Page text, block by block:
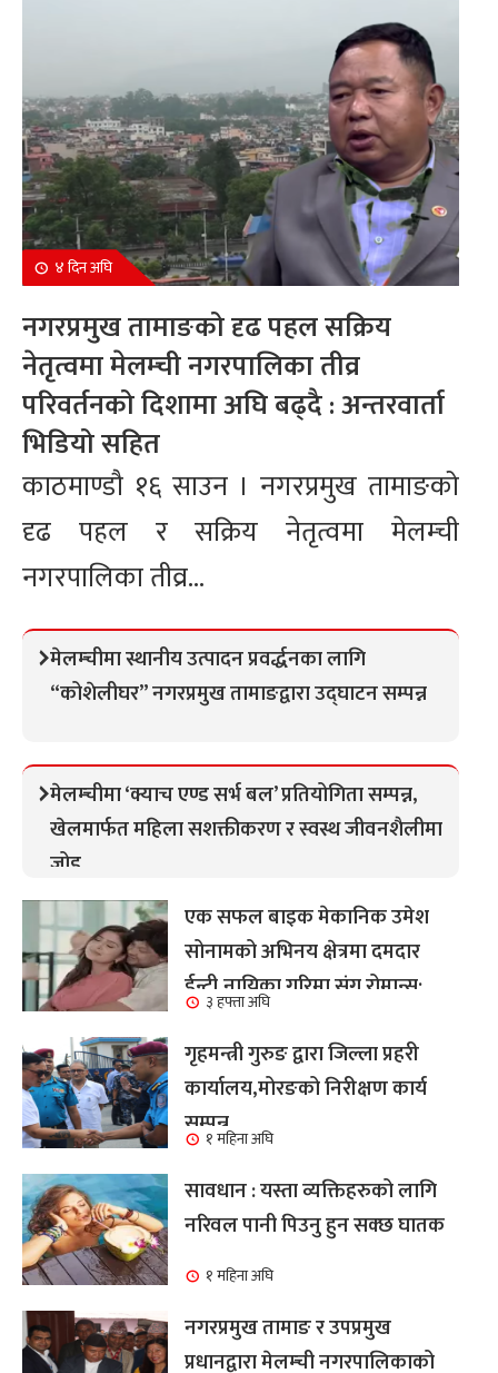
४ दिन अघि
नगरप्रमुख तामाङको दृढ पहल सक्रिय
नेतृत्वमा मेलम्ची नगरपालिका तीव्र
परिवर्तनको दिशामा अघि बढ्दै : अन्तरवार्ता
भिडियो सहित
काठमाण्डौ १६ साउन । नगरप्रमुख तामाङको
दृढ पहल र सक्रिय नेतृत्वमा मेलम्ची
नगरपालिका तीव्र...
मेलम्चीमा स्थानीय उत्पादन प्रवर्द्धनका लागि
“कोशेलीघर” नगरप्रमुख तामाङद्वारा उद्घाटन सम्पन्न
मेलम्चीमा ‘क्याच एण्ड सर्भ बल’ प्रतियोगिता सम्पन्न,
खेलमार्फत महिला सशक्तीकरण र स्वस्थ जीवनशैलीमा
जोड
एक सफल बाइक मेकानिक उमेश
सोनामको अभिनय क्षेत्रमा दमदार
ईन्ट्री,नायिका गरिमा संग रोमान्स:
हेर्नुहोस भिडियो ।
३ हफ्ता अघि
गृहमन्त्री गुरुङ द्वारा जिल्ला प्रहरी
कार्यालय,मोरङको निरीक्षण कार्य
सम्पन्न१ महिना अघि
सावधान : यस्ता व्यक्तिहरुको लागि
नरिवल पानी पिउनु हुन सक्छ घातक
१ महिना अघि
नगरप्रमुख तामाङ र उपप्रमुख
प्रधानद्वारा मेलम्ची नगरपालिकाको